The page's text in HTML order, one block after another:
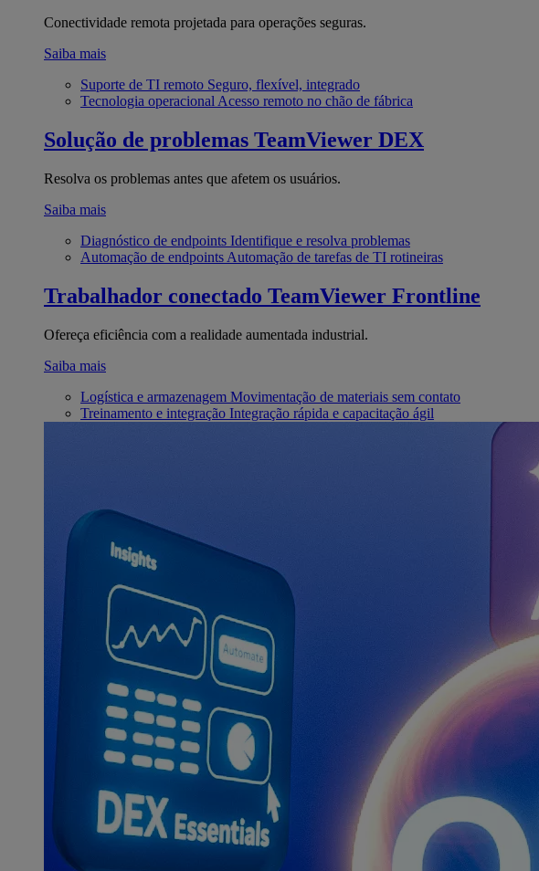
Conectividade remota projetada para operações seguras.
Saiba mais
Suporte de TI remoto Seguro, flexível, integrado
Tecnologia operacional Acesso remoto no chão de fábrica
Solução de problemas TeamViewer DEX
Resolva os problemas antes que afetem os usuários.
Saiba mais
Diagnóstico de endpoints Identifique e resolva problemas
Automação de endpoints Automação de tarefas de TI rotineiras
Trabalhador conectado TeamViewer Frontline
Ofereça eficiência com a realidade aumentada industrial.
Saiba mais
Logística e armazenagem Movimentação de materiais sem contato
Treinamento e integração Integração rápida e capacitação ágil